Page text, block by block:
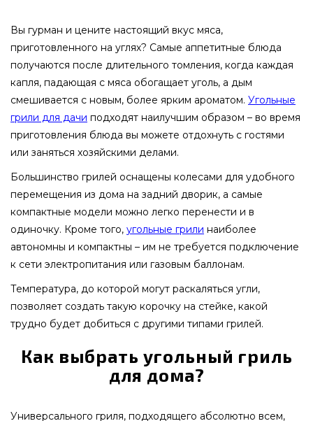
Вы гурман и цените настоящий вкус мяса,
приготовленного на углях? Самые аппетитные блюда
получаются после длительного томления, когда каждая
капля, падающая с мяса обогащает уголь, а дым
смешивается с новым, более ярким ароматом. Угольные
грили для дачи подходят наилучшим образом – во время
приготовления блюда вы можете отдохнуть с гостями
или заняться хозяйскими делами.
Большинство грилей оснащены колесами для удобного
перемещения из дома на задний дворик, а самые
компактные модели можно легко перенести и в
одиночку. Кроме того, угольные грили наиболее
автономны и компактны – им не требуется подключение
к сети электропитания или газовым баллонам.
Температура, до которой могут раскаляться угли,
позволяет создать такую корочку на стейке, какой
трудно будет добиться с другими типами грилей.
Как выбрать угольный гриль
для дома?
Универсального гриля, подходящего абсолютно всем,